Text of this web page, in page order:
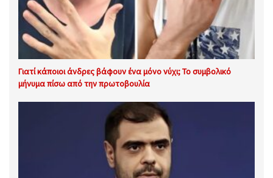
Γιατί κάποιοι άνδρες βάφουν ένα μόνο νύχι; Το συμβολικό
μήνυμα πίσω από την πρωτοβουλία